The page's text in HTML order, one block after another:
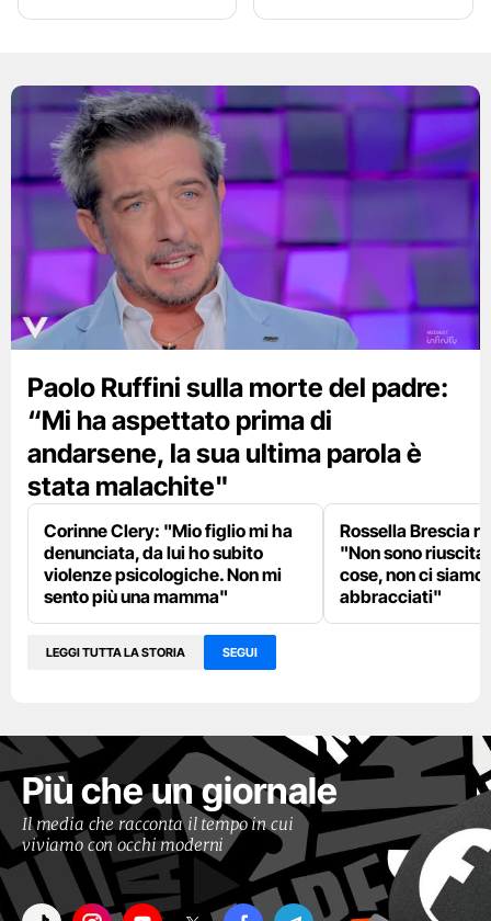
Paolo Ruffini sulla morte del padre:
“Mi ha aspettato prima di
andarsene, la sua ultima parola è
stata malachite"
Corinne Clery: "Mio figlio mi ha
denunciata, da lui ho subito
violenze psicologiche. Non mi
sento più una mamma"
Rossella Brescia
"Non sono
cose, non ci siamo
abbracciati"
LEGGI TUTTA LA STORIA SEGUI
Più che un giornale
Il media che racconta il tempo in cui
viviamo con occhi moderni